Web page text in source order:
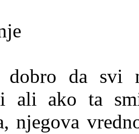
dobro da svi
ali ako ta
njegova